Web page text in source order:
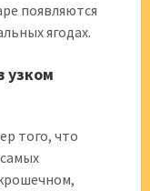
появляются
ягодах.
узком
того, что